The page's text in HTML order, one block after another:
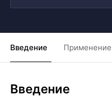
Введение Применение
Введение